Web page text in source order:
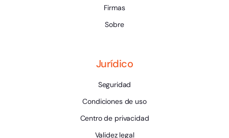
Firmas
Sobre
Jurídico
Seguridad
Condiciones de uso
Centro de privacidad
Validez legal